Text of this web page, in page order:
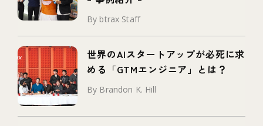
By btrax Staff
世界のAIスタートアップが必死に求
める「GTMエンジニア」とは？
By Brandon K. Hill